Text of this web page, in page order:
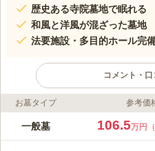
歴史ある寺院墓地で眠れる
和風と洋風が混ざった墓地
法要施設・多目的ホール完
コメント・
ライフドット編集部のコメント
港区南麻布に位置する麻
お墓タイプ 参考価
一般墓 106.5万円